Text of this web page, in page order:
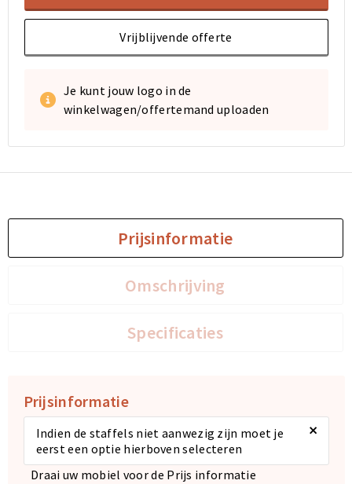
Vrijblijvende offerte
Je kunt jouw logo in de
winkelwagen/offertemand uploaden
Prijsinformatie
Omschrijving
Specificaties
Prijsinformatie
Indien de staffels niet aanwezig zijn moet je
eerst een optie hierboven selecteren
×
Draai uw mobiel voor de Prijs informatie